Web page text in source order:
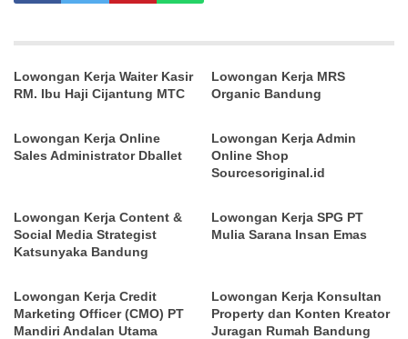
Lowongan Kerja Waiter Kasir
RM. Ibu Haji Cijantung MTC
Lowongan Kerja MRS
Organic Bandung
Lowongan Kerja Online
Sales Administrator Dballet
Lowongan Kerja Admin
Online Shop
Sourcesoriginal.id
Lowongan Kerja Content &
Social Media Strategist
Katsunyaka Bandung
Lowongan Kerja SPG PT
Mulia Sarana Insan Emas
Lowongan Kerja Credit
Marketing Officer (CMO) PT
Mandiri Andalan Utama
Lowongan Kerja Konsultan
Property dan Konten Kreator
Juragan Rumah Bandung